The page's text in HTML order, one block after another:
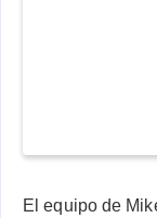
El equipo de